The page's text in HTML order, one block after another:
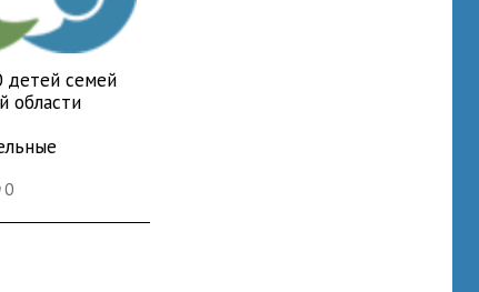
детей семей
области
0